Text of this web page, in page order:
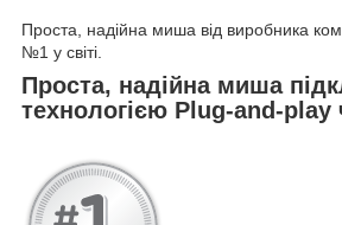
Проста, надійна миша від виробника
№1 у світі.
Проста, надійна миша
технологією Plug-and-play